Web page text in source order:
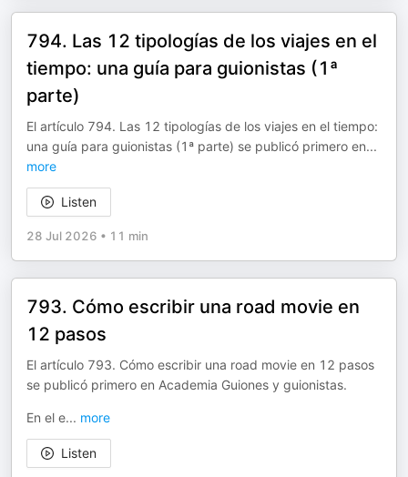
794. Las 12 tipologías de los viajes en el
tiempo: una guía para guionistas (1ª
parte)
El artículo 794. Las 12 tipologías de los viajes en el tiempo:
una guía para guionistas (1ª parte) se publicó primero en...
more
Listen
28 Jul 2026 • 11 min
793. Cómo escribir una road movie en
12 pasos
El artículo 793. Cómo escribir una road movie en 12 pasos
se publicó primero en Academia Guiones y guionistas.
En el e... more
Listen